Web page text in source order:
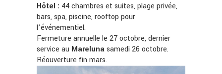
Hôtel : 44 chambres et suites, plage privée,
bars, spa, piscine, rooftop pour
l’événementiel.
Fermeture annuelle le 27 octobre, dernier
service au Marelunasamedi 26 octobre.
Réouverture fin mars.